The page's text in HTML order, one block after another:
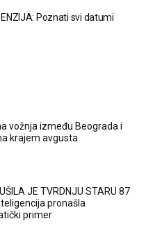
Poznati svi datumi
vožnja između Beograda i
krajem avgusta
JE TVRDNJU STARU 87
pronašla
primer